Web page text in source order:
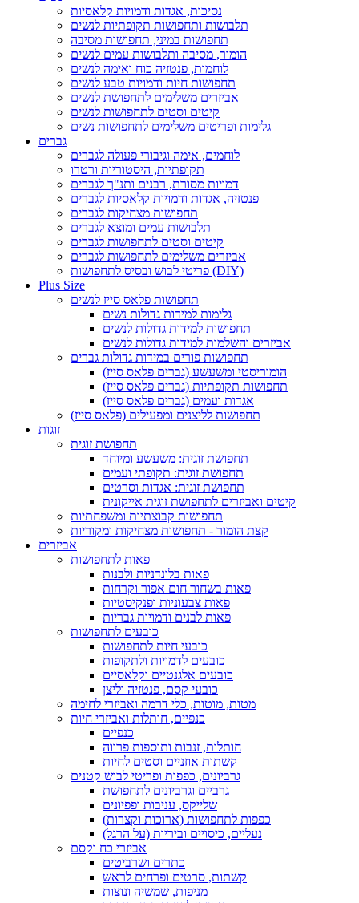
נסיכות, אגדות ודמויות קלאסיות
תלבושות ותחפושות תקופתיות לנשים
תחפושות במיני, תחפושות מסיבה
הומור, מסיבה ותלבושות עמים לנשים
לוחמות, פנטזיה כוח ואימה לנשים
תחפושות חיות ודמויות טבע לנשים
אביזרים משלימים לתחפושת לנשים
קיטים וסטים לתחפושות לנשים
גלימות ופריטים משלימים לתחפושות נשים
גברים
לוחמים, אימה וגיבורי פעולה לגברים
תקופתיות, היסטוריות ורטרו
דמויות מסורת, רבנים ותנ"ך לגברים
פנטזיה, אגדות ודמויות קלאסיות לגברים
תחפושות מצחיקות לגברים
תלבושות עמים ומוצא לגברים
קיטים וסטים לתחפושות לגברים
אביזרים משלימים לתחפושות לגברים
פריטי לבוש ובסיס לתחפושות (DIY)
Plus Size
תחפושות פלאס סייז לנשים
גלימות למידות גדולות נשים
תחפושות למידות גדולות לנשים
אביזרים והשלמות למידות גדולות לנשים
תחפושות פורים במידות גדולות גברים
הומוריסטי ומשעשע (גברים פלאס סייז)
תחפושות תקופתיות (גברים פלאס סייז)
אגדות ועמים (גברים פלאס סייז)
תחפושות לליצנים ומפעילים (פלאס סייז)
זוגות
תחפושת זוגית
תחפושת זוגית: משעשע ומיוחד
תחפושת זוגית: תקופתי ועמים
תחפושת זוגית: אגדות וסרטים
קיטים ואביזרים לתחפושת זוגית אייקונית
תחפושות קבוצתיות ומשפחתיות
קצת הומור - תחפושות מצחיקות ומקוריות
אביזרים
פאות לתחפושות
פאות בלונדניות ולבנות
פאות בשחור חום אפור וקרחות
פאות צבעוניות ופנקיסטיות
פאות לבנים ודמויות גבריות
כובעים לתחפושות
כובעי חיות לתחפושות
כובעים לדמויות ולתקופות
כובעים אלגנטיים וקלאסיים
כובעי קסם, פנטזיה וליצן
מטות, מוטות, כלי דרמה ואביזרי לחימה
כנפיים, חותלות ואביזרי חיות
כנפיים
חותלות, זנבות ותוספות פרווה
קשתות אוזניים וסטים לחיות
גרביונים, כפפות ופריטי לבוש קטנים
גרביים וגרביונים לתחפושת
שלייקס, עניבות ופפיונים
כפפות לתחפושות (ארוכות וקצרות)
נעליים, כיסויים וביריות (על הרגל)
אביזרי כח וקסם
כתרים ושרביטים
קשתות, סרטים ופרחים לראש
מניפות, שמשיה ונוצות